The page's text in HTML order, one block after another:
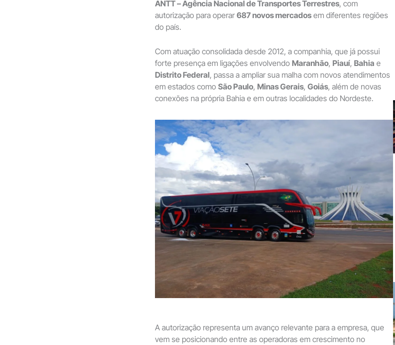
ANTT – Agência Nacional de Transportes Terrestres, com
autorização para operar 687 novos mercados em diferentes regiões
do país.
Com atuação consolidada desde 2012, a companhia, que já possui
forte presença em ligações envolvendo Maranhão, Piauí, Bahia e
Distrito Federal, passa a ampliar sua malha com novos atendimentos
em estados como São Paulo, Minas Gerais, Goiás, além de novas
conexões na própria Bahia e em outras localidades do Nordeste.
A autorização representa um avanço relevante para a empresa, que
vem se posicionando entre as operadoras em crescimento no